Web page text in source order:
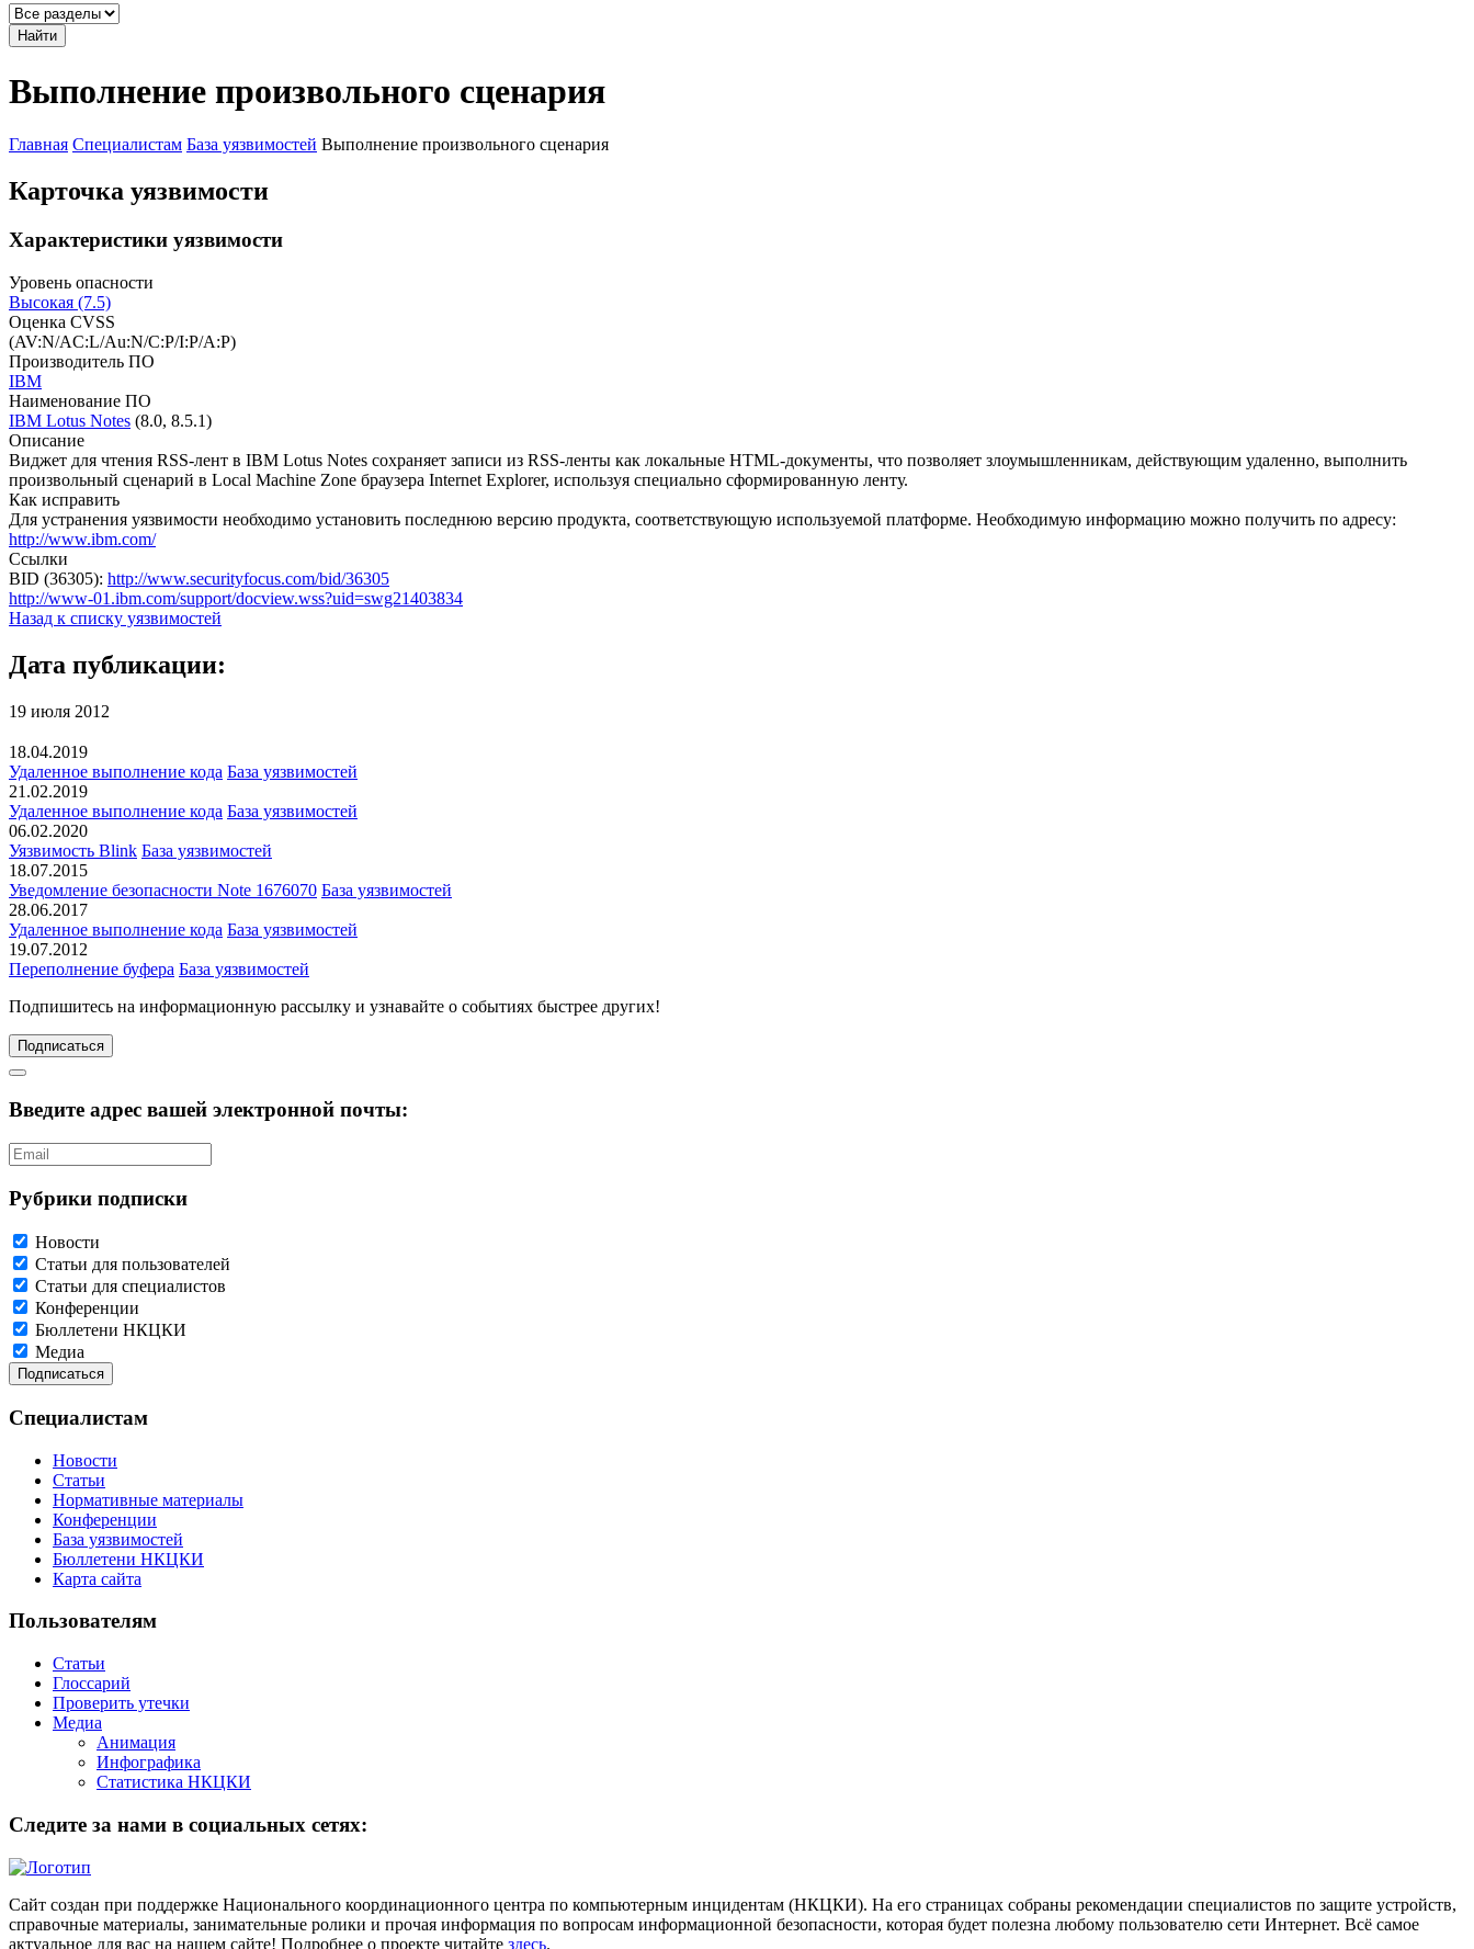
Найти
Выполнение произвольного сценария
Главная Специалистам База уязвимостей Выполнение произвольного сценария
Карточка уязвимости
Характеристики уязвимости
Уровень опасности
Высокая (7.5)
Оценка CVSS
(AV:N/AC:L/Au:N/C:P/I:P/A:P)
Производитель ПО
IBM
Наименование ПО
IBM Lotus Notes (8.0, 8.5.1)
Описание
Виджет для чтения RSS-лент в IBM Lotus Notes сохраняет записи из RSS-ленты как локальные HTML-документы, что позволяет злоумышленникам, действующим удаленно, выполнить
произвольный сценарий в Local Machine Zone браузера Internet Explorer, используя специально сформированную ленту.
Как исправить
Для устранения уязвимости необходимо установить последнюю версию продукта, соответствующую используемой платформе. Необходимую информацию можно получить по адресу:
http://www.ibm.com/
Ссылки
BID (36305): http://www.securityfocus.com/bid/36305
http://www-01.ibm.com/support/docview.wss?uid=swg21403834
Назад к списку уязвимостей
Дата публикации:
19 июля 2012
18.04.2019
Удаленное выполнение кода База уязвимостей
21.02.2019
Удаленное выполнение кода База уязвимостей
06.02.2020
Уязвимость Blink База уязвимостей
18.07.2015
Уведомление безопасности Note 1676070 База уязвимостей
28.06.2017
Удаленное выполнение кода База уязвимостей
19.07.2012
Переполнение буфера База уязвимостей
Подпишитесь на информационную рассылку и узнавайте о событиях быстрее других!
Подписаться
Введите адрес вашей электронной почты:
Рубрики подписки
Новости
Статьи для пользователей
Статьи для специалистов
Конференции
Бюллетени НКЦКИ
Медиа
Специалистам
Новости
Статьи
Нормативные материалы
Конференции
База уязвимостей
Бюллетени НКЦКИ
Карта сайта
Пользователям
Статьи
Глоссарий
Проверить утечки
Медиа
Анимация
Инфографика
Статистика НКЦКИ
Следите за нами в социальных сетях:
Сайт создан при поддержке Национального координационного центра по компьютерным инцидентам (НКЦКИ). На его страницах собраны рекомендации специалистов по защите устройств,
справочные материалы, занимательные ролики и прочая информация по вопросам информационной безопасности, которая будет полезна любому пользователю сети Интернет. Всё самое
актуальное для вас на нашем сайте! Подробнее о проекте читайте здесь.